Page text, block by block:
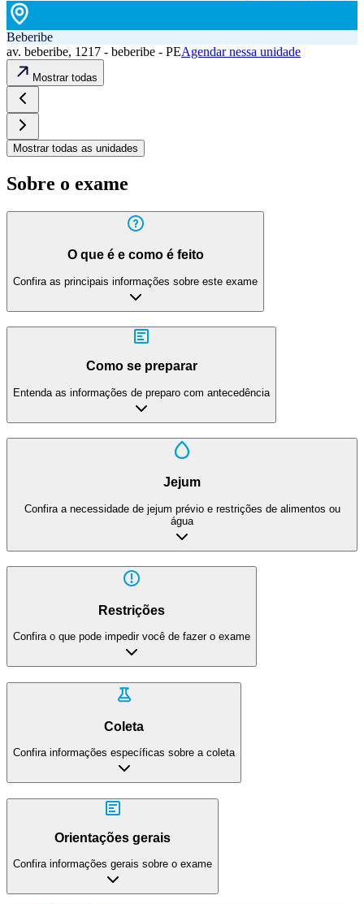
Beberibe
av. beberibe, 1217 - beberibe - PEAgendar nessa unidade
Mostrar todas
Mostrar todas as unidades
Sobre o exame
O que é e como é feito
Confira as principais informações sobre este exame
Como se preparar
Entenda as informações de preparo com antecedência
Jejum
Confira a necessidade de jejum prévio e restrições de alimentos ou
água
Restrições
Confira o que pode impedir você de fazer o exame
Coleta
Confira informações específicas sobre a coleta
Orientações gerais
Confira informações gerais sobre o exame